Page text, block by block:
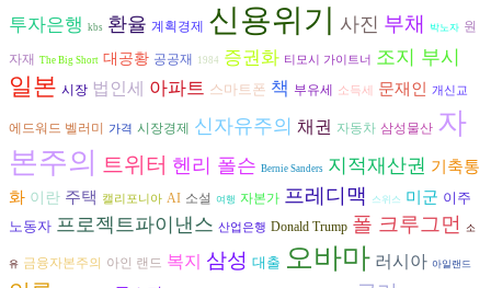
투자은행 kbs 환율 계획경제 신용위기 사진 부채 박노자 원
자재 The Big Short 대공황 공공재 1984 증권화 티모시 가이트너 조지 부시
일본 시장 법인세 아파트 스마트폰 책 부유세 소득세 문재인 개신교
에드워드 벨러미 가격 시장경제 신자유주의 채권 자동차 삼성물산 자
본주의
트위터 헨리 폴슨 Bernie Sanders 지적재산권 기축통
화 이란 주택 캘리포니아 AI 소설 여행 자본가 프레디맥 스위스 미군 이주
노동자 프로젝트파이낸스 산업은행 Donald Trump 폴 크루그먼 소
유 금융자본주의 아인 랜드 복지 삼성 대출 오바마 러시아 아일랜드